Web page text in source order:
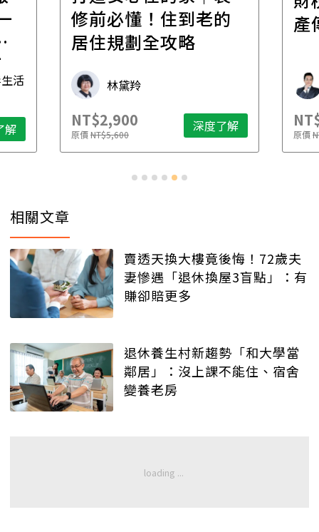
活
解
修前必懂！住到老的
居住規劃全攻略
林黛羚
NT$2,900
原價NT$5,600 深度了解
產
原價
相關文章
賣透天換大樓竟後悔！72歲夫
妻慘遇「退休換屋3盲點」：有
賺卻賠更多
退休養生村新趨勢「和大學當
鄰居」：沒上課不能住、宿舍
變養老房